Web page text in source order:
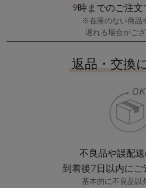
9時までのご注文
※在庫のない商品
遅れる場合がござ
返品・交換
不良品や誤配
到着後7日以内に
基本的に不良品以